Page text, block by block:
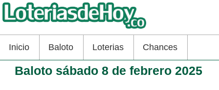
Inicio Baloto Loterias Chances
Baloto sábado 8 de febrero 2025